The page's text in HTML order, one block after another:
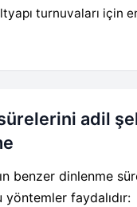
turnuvaları için
adil
benzer dinlenme
yöntemler faydalıdır: